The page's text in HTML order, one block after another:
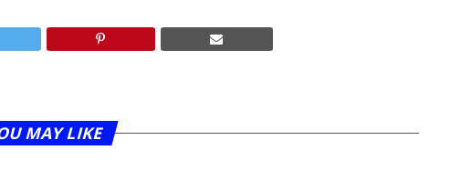
MAY LIKE